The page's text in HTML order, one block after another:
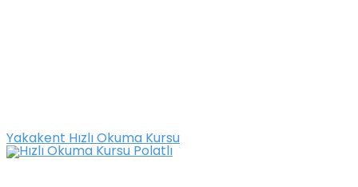
Yakakent Hızlı Okuma Kursu